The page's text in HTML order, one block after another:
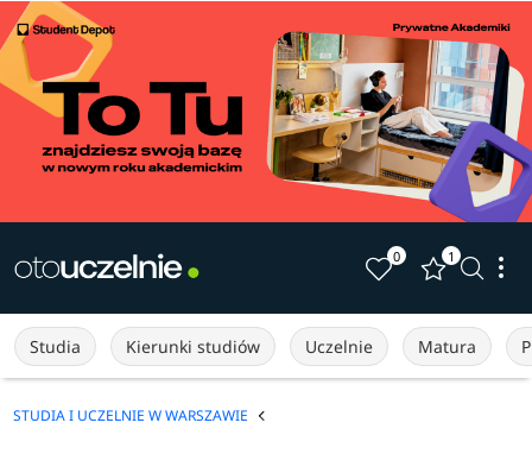
0 1
Studia Kierunki studiów Uczelnie Matura
STUDIA I UCZELNIE W WARSZAWIE